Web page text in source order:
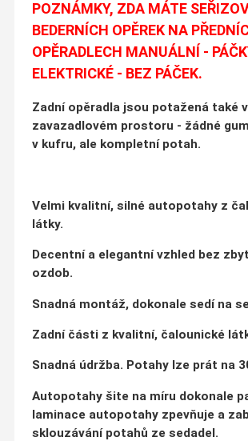
POZNÁMKY, ZDA MÁTE
BEDERNÍCH OPĚREK NA
OPĚRADLECH MANUÁLNÍ -
ELEKTRICKÉ - BEZ PÁČEK.
Zadní opěradla jsou potažená také v
zavazadlovém prostoru - žádné
v kufru, ale kompletní potah.
Velmi kvalitní, silné autopotahy z
látky.
Decentní a elegantní vzhled bez
ozdob.
Snadná montáž, dokonale sedí na
Zadní části z kvalitní, čalounické
Snadná údržba. Potahy lze prát na
Autopotahy šite na míru dokonale
laminace autopotahy zpevňuje a
sklouzávání potahů ze sedadel.